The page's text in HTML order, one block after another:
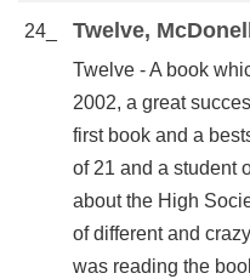
24_ Twelve, McDonell
Twelve - A book
2002, a great
first book and a
of 21 and a student
about the High
of different and
was reading the